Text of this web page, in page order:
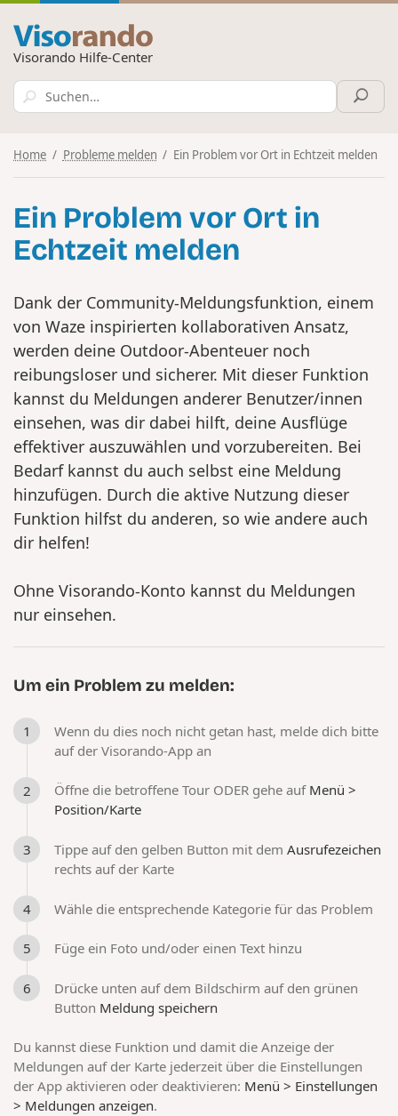
Visorando Hilfe-Center
Home Probleme melden Ein Problem vor Ort in Echtzeit melden
Ein Problem vor Ort in
Echtzeit melden
Dank der Community-Meldungsfunktion, einem
von Waze inspirierten kollaborativen Ansatz,
werden deine Outdoor-Abenteuer noch
reibungsloser und sicherer. Mit dieser Funktion
kannst du Meldungen anderer Benutzer/innen
einsehen, was dir dabei hilft, deine Ausflüge
effektiver auszuwählen und vorzubereiten. Bei
Bedarf kannst du auch selbst eine Meldung
hinzufügen. Durch die aktive Nutzung dieser
Funktion hilfst du anderen, so wie andere auch
dir helfen!
Ohne Visorando-Konto kannst du Meldungen
nur einsehen.
Um ein Problem zu melden:
Wenn du dies noch nicht getan hast, melde dich bitte
auf der Visorando-App an
Öffne die betroffene Tour ODER gehe auf Menü >
Position/Karte
Tippe auf den gelben Button mit demAusrufezeichen
rechts auf der Karte
Wähle die entsprechende Kategorie für das Problem
Füge ein Foto und/oder einen Text hinzu
Drücke unten auf dem Bildschirm auf den grünen
Button Meldung speichern
Du kannst diese Funktion und damit die Anzeige der
Meldungen auf der Karte jederzeit über die Einstellungen
der App aktivieren oder deaktivieren: Menü > Einstellungen
> Meldungen anzeigen.